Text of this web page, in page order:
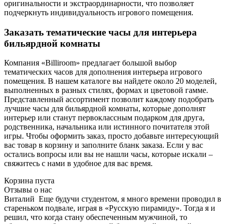
оригинальности и экстраординарности, что позволяет
подчеркнуть индивидуальность игрового помещения.
Заказать тематические часы для интерьера
бильярдной комнаты
Компания «Billiroom» предлагает большой выбор
тематических часов для дополнения интерьера игрового
помещения. В нашем каталоге вы найдете около 20 моделей,
выполненных в разных стилях, формах и цветовой гамме.
Представленный ассортимент позволит каждому подобрать
лучшие часы для бильярдной комнаты, которые дополнят
интерьер или станут первоклассным подарком для друга,
родственника, начальника или истинного почитателя этой
игры. Чтобы оформить заказ, просто добавьте интересующий
вас товар в корзину и заполните бланк заказа. Если у вас
остались вопросы или вы не нашли часы, которые искали –
свяжитесь с нами в удобное для вас время.
Корзина пуста
Отзывы о нас
Виталий Еще будучи студентом, я много времени проводил в
стареньком подвале, играя в «Русскую пирамиду». Тогда я и
решил, что когда стану обеспеченным мужчиной, то